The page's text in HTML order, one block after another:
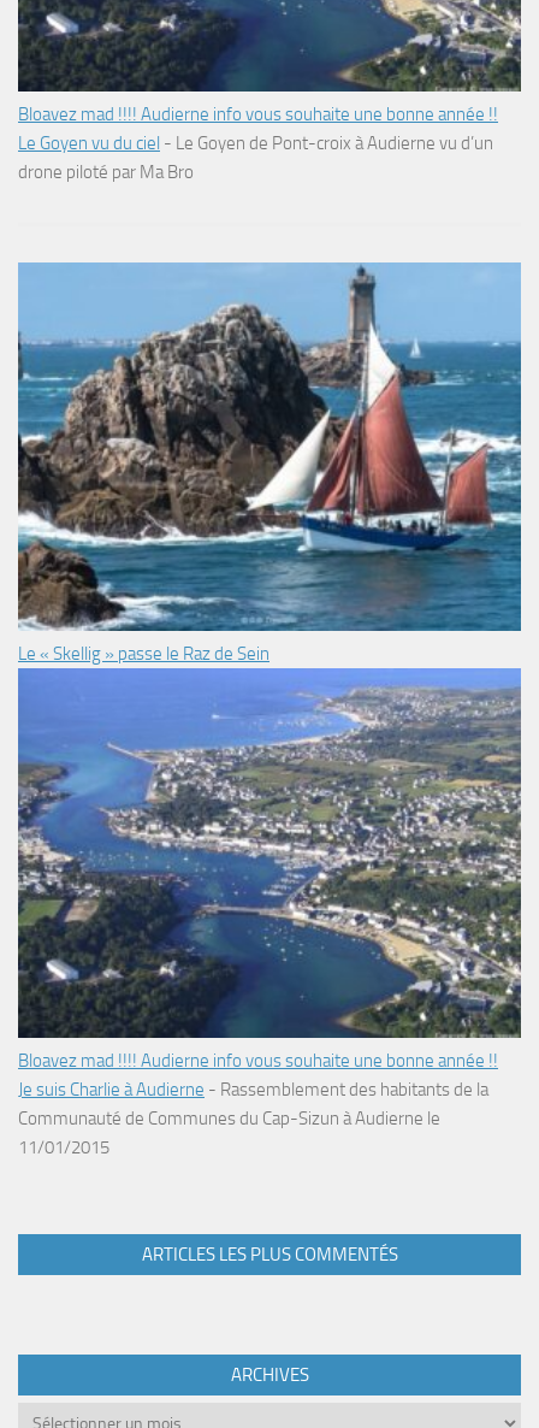
Bloavez mad !!!! Audierne info vous souhaite une bonne année !!
Le Goyen vu du ciel - Le Goyen de Pont-croix à Audierne vu d’un
drone piloté par Ma Bro
Le « Skellig » passe le Raz de Sein
Bloavez mad !!!! Audierne info vous souhaite une bonne année !!
Je suis Charlie à Audierne - Rassemblement des habitants de la
Communauté de Communes du Cap-Sizun à Audierne le
11/01/2015
ARTICLES LES PLUS COMMENTÉS
ARCHIVES
Archives